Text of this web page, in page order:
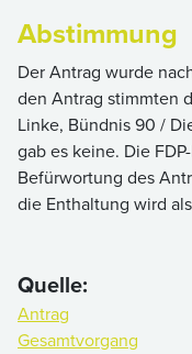
Abstimmung
Der Antrag wurde
den Antrag stimmten
Linke, Bündnis 90 /
gab es keine. Die
Befürwortung des
die Enthaltung wird
Quelle:
Antrag
Gesamtvorgang